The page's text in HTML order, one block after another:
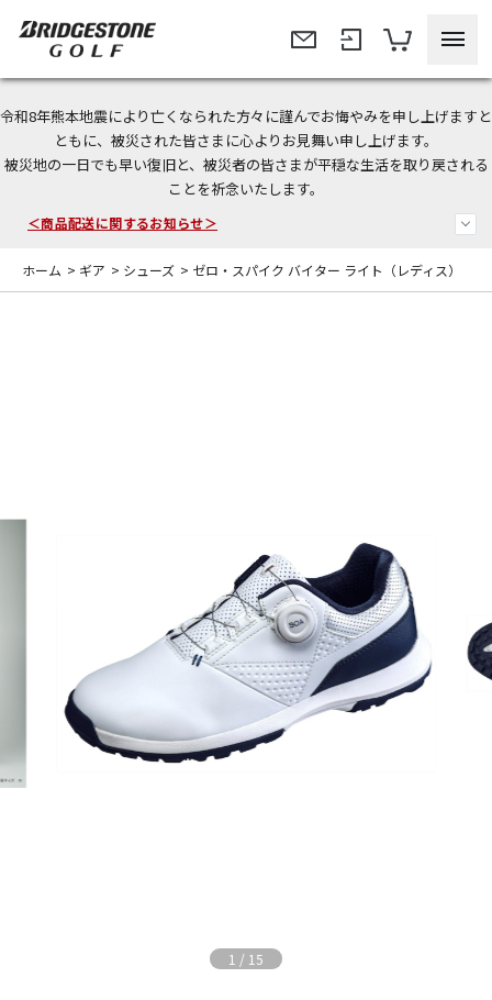
令和8年熊本地震により亡くなられた方々に謹んでお悔やみを申し上げますと
ともに、被災された皆さまに心よりお見舞い申し上げます。
被災地の一日でも早い復旧と、被災者の皆さまが平穏な生活を取り戻される
ことを祈念いたします。
＜夏季休暇中のご注文・発送・お問い合わせ＞
今なら新規会員登録で1,000円OFFクーポンプレゼント！
＜商品配送に関するお知らせ＞
ホーム > ギア > シューズ > ゼロ・スパイク バイター ライト（レディス）
1 / 15